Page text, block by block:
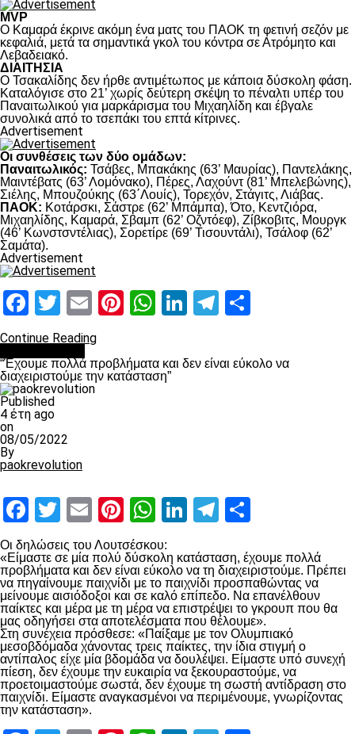
MVP
Ο Καμαρά έκρινε ακόμη ένα ματς του ΠΑΟΚ τη φετινή σεζόν με
κεφαλιά, μετά τα σημαντικά γκολ του κόντρα σε Ατρόμητο και
Λεβαδειακό.
ΔΙΑΙΤΗΣΙΑ
Ο Τσακαλίδης δεν ήρθε αντιμέτωπος με κάποια δύσκολη φάση.
Καταλόγισε στο 21’ χωρίς δεύτερη σκέψη το πέναλτι υπέρ του
Παναιτωλικού για μαρκάρισμα του Μιχαηλίδη και έβγαλε
συνολικά από το τσεπάκι του επτά κίτρινες.
Advertisement
Οι συνθέσεις των δύο ομάδων:
Παναιτωλικός: Τσάβες, Μπακάκης (63’ Μαυρίας), Παντελάκης,
Μαιντέβατς (63’ Λομόνακο), Πέρες, Λαχούντ (81’ Μπελεβώνης),
Σιέλης, Μπουζούκης (63΄Λουίς), Τορεχόν, Στάγιτς, Λιάβας.
ΠΑΟΚ: Κοτάρσκι, Σάστρε (62’ Μπάμπα), Ότο, Κεντζιόρα,
Μιχαηλίδης, Καμαρά, Σβαμπ (62’ Οζντόεφ), Ζίβκοβιτς, Μουργκ
(46’ Κωνστσντέλιας), Σορετίρε (69’ Τισουντάλι), Τσάλοφ (62’
Σαμάτα).
Advertisement
Facebook
Twitter
EmailPinterest
WhatsApp
LinkedIn
Telegram
Continue Reading
“Έχουμε πολλά προβλήματα και δεν είναι εύκολο να
διαχειριστούμε την κατάσταση”
Published
4 έτη ago
on
08/05/2022
By
paokrevolution
Facebook
Twitter
EmailPinterest
WhatsApp
LinkedIn
Telegram
Οι δηλώσεις του Λουτσέσκου:
«Είμαστε σε μία πολύ δύσκολη κατάσταση, έχουμε πολλά
προβλήματα και δεν είναι εύκολο να τη διαχειριστούμε. Πρέπει
να πηγαίνουμε παιχνίδι με το παιχνίδι προσπαθώντας να
μείνουμε αισιόδοξοι και σε καλό επίπεδο. Να επανέλθουν
παίκτες και μέρα με τη μέρα να επιστρέψει το γκρουπ που θα
μας οδηγήσει στα αποτελέσματα που θέλουμε».
Στη συνέχεια πρόσθεσε: «Παίξαμε με τον Ολυμπιακό
μεσοβδόμαδα χάνοντας τρεις παίκτες, την ίδια στιγμή ο
αντίπαλος είχε μία βδομάδα να δουλέψει. Είμαστε υπό συνεχή
πίεση, δεν έχουμε την ευκαιρία να ξεκουραστούμε, να
προετοιμαστούμε σωστά, δεν έχουμε τη σωστή αντίδραση στο
παιχνίδι. Είμαστε αναγκασμένοι να περιμένουμε, γνωρίζοντας
την κατάσταση».